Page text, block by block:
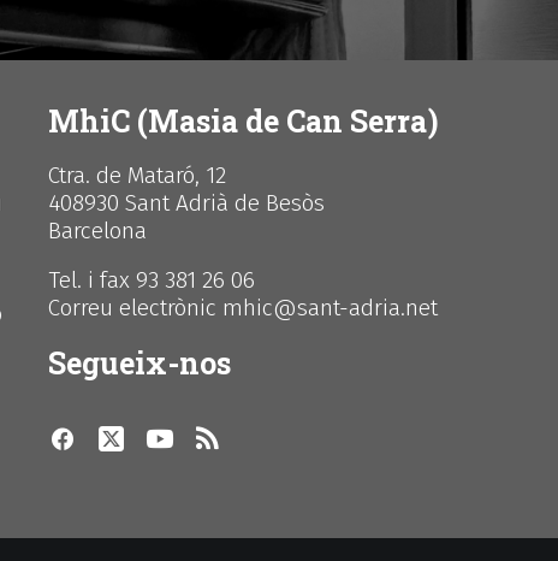
MhiC (Masia de Can Serra)
Ctra. de Mataró, 12
408930 Sant Adrià de Besòs
Barcelona
Tel. i fax 93 381 26 06
Correu electrònic mhic@sant-adria.net
Segueix-nos